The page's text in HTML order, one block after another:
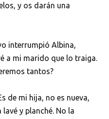
y os darán una
interrumpió Albina,
a mi marido que lo traiga.
tantos?
de mi hija, no es nueva,
y planché. No la